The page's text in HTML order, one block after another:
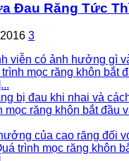
Đau Răng Tức
3
viễn có ảnh hưởng gì
mọc răng khôn bắt
bị đau khi nhai và
mọc răng khôn bắt đầu
của cao răng đối
trình mọc răng khôn